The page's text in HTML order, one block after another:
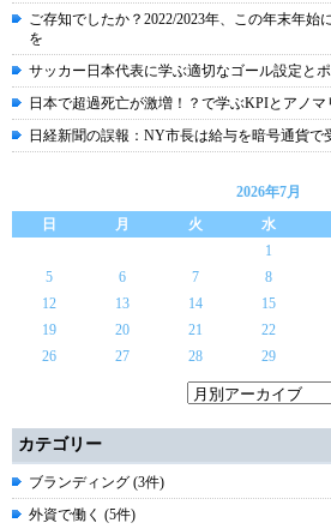
ご存知でしたか？2022/2023年、この年末年始
を
サッカー日本代表に学ぶ適切なゴール設定と
日本で超過死亡が激増！？で学ぶKPIとアノマ
日経新聞の誤報：NY市長は給与を暗号通貨で
2026年7月
日
月 火 水
1
5
6 7 8
12
13 14 15
19
20 21 22
26
27 28 29
カテゴリー
ブランディング (3件)
外資で働く (5件)